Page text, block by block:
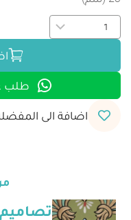
طلب
اضافة الى